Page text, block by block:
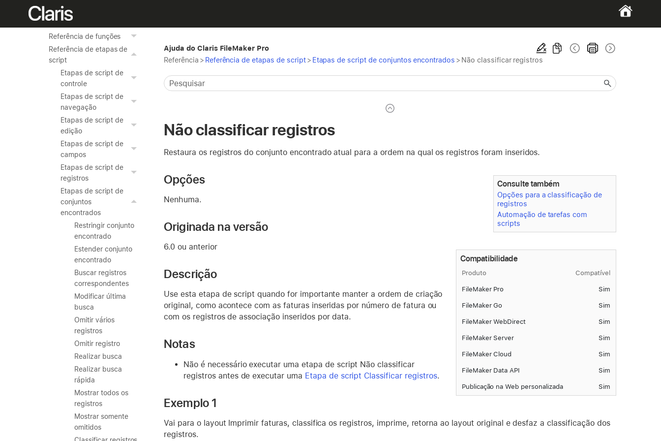
Atalhos de teclado
Referência de funções
Referência de etapas de
script
Etapas de script de
controle
Etapas de script de
navegação
Etapas de script de
edição
Etapas de script de
campos
Etapas de script de
registros
Etapas de script de
conjuntos
encontrados
Restringir conjunto
encontrado
Estender conjunto
encontrado
Buscar registros
correspondentes
Modificar última
busca
Omitir vários
registros
Omitir registro
Realizar busca
Realizar busca
rápida
Mostrar todos os
registros
Mostrar somente
omitidos
Ajuda do Claris FileMaker Pro
Referência > Referência de etapas de script> Etapas de script de conjuntos encontrados > Não classificar registros
Não classificar registros
Restaura os registros do conjunto encontrado atual para a ordem na qual os registros foram inseridos.
Consulte também
Opções para a classificação de
registros
Automação de tarefas com
scripts
Opções
Nenhuma.
Compatibilidade
Produto Compatível
FileMaker Pro Sim
FileMaker Go Sim
FileMaker WebDirect Sim
FileMaker Server Sim
FileMaker Cloud Sim
FileMaker Data API Sim
Publicação na Web personalizada Sim
Originada na versão
6.0 ou anterior
Descrição
Use esta etapa de script quando for importante manter a ordem de criação
original, como acontece com as faturas inseridas por número de fatura ou
com os registros de associação inseridos por data.
Notas
Não é necessário executar uma etapa de script Não classificar
registros antes de executar uma Etapa de script Classificar registros.
Exemplo 1
Vai para o layout Imprimir faturas, classifica os registros, imprime, retorna ao layout original e desfaz a classificação dos
registros.